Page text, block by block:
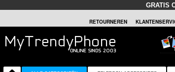
GRATIS
RETOURNEREN